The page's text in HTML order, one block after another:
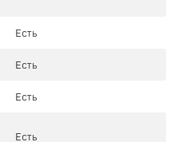
Есть
Есть
Есть
Есть